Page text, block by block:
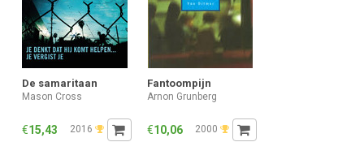
De samaritaan
Mason Cross
€15,43 2016
Fantoompijn
Arnon Grunberg
€10,06 2000